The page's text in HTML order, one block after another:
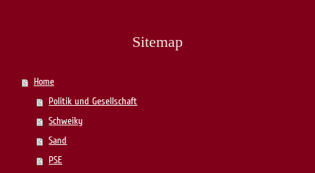
Sitemap
Home
Politik und Gesellschaft
Schweiky
Sand
PSE